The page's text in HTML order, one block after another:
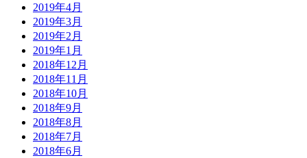
2019年4月
2019年3月
2019年2月
2019年1月
2018年12月
2018年11月
2018年10月
2018年9月
2018年8月
2018年7月
2018年6月